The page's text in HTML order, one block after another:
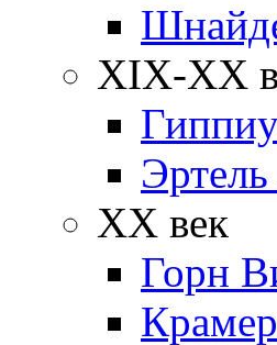
XIX-XX
XX век
Горн